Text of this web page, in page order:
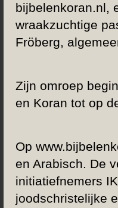
bijbelenkoran.nl,
wraakzuchtige
Fröberg,
Zijn omroep
en Koran tot op
Op
en Arabisch. De
initiatiefnemers
joodschristelijke